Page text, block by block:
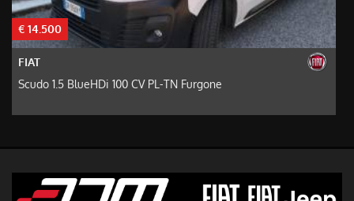
€ 14.500
FIAT
Scudo 1.5 BlueHDi 100 CV PL-TN Furgone